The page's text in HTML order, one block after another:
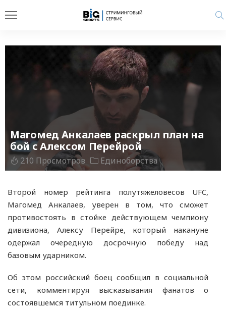
Магомед Анкалаев раскрыл план на
бой с Алексом Перейрой
210 Просмотров Единоборства
Второй номер рейтинга полутяжеловесов UFC,
Магомед Анкалаев, уверен в том, что сможет
противостоять в стойке действующем чемпиону
дивизиона, Алексу Перейре, который накануне
одержал очередную досрочную победу над
базовым ударником.
Об этом российский боец сообщил в социальной
сети, комментируя высказывания фанатов о
состоявшемся титульном поединке.